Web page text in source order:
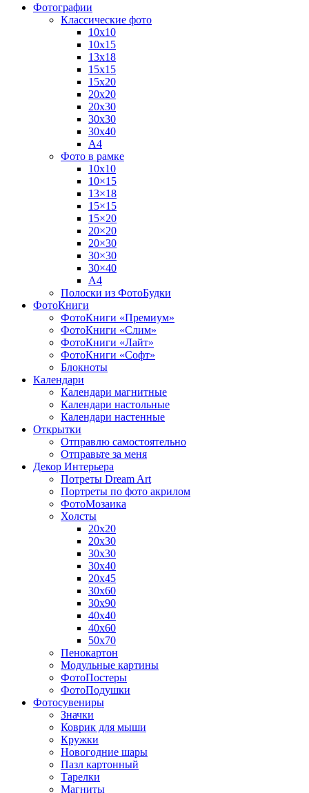
Фотографии
Классические фото
10х10
10х15
13х18
15х15
15х20
20х20
20х30
30х30
30х40
А4
Фото в рамке
10х10
10×15
13×18
15×15
15×20
20×20
20×30
30×30
30×40
A4
Полоски из ФотоБудки
ФотоКниги
ФотоКниги «Премиум»
ФотоКниги «Слим»
ФотоКниги «Лайт»
ФотоКниги «Софт»
Блокноты
Календари
Календари магнитные
Календари настольные
Календари настенные
Открытки
Отправлю самостоятельно
Отправьте за меня
Декор Интерьера
Потреты Dream Art
Портреты по фото акрилом
ФотоМозаика
Холсты
20х20
20х30
30х30
30х40
20х45
30х60
30х90
40х40
40х60
50х70
Пенокартон
Модульные картины
ФотоПостеры
ФотоПодушки
Фотоcувениры
Значки
Коврик для мыши
Кружки
Новогодние шары
Пазл картонный
Тарелки
Магниты